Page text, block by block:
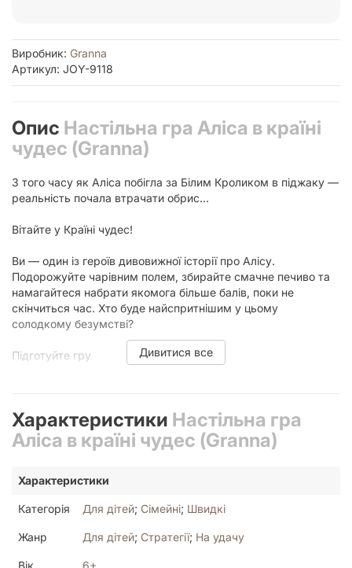
Виробник: Granna
Артикул: JOY-9118
Опис Настільна гра Аліса в країні
чудес (Granna)
З того часу як Аліса побігла за Білим Кроликом в піджаку —
реальність почала втрачати обрис...
Вітайте у Країні чудес!
Ви — один із героїв дивовижної історії про Алісу.
Подорожуйте чарівним полем, збирайте смачне печиво та
намагайтеся набрати якомога більше балів, поки не
скінчиться час. Хто буде найспритнішим у цьому
солодкому безумстві?
Підготуйте гру
порожниною. Перегорніть одне велике печиво, решту
викладіть поруч із полем разом з малим печивом та
виберіть персонажів — малі фігурки розміщуються на
11 карт, перемішує їх, і бере 3 в руку.
У чарівному світі діють власні правила — гравці тримають
крайні з них. З дітьми молодшого віку можна грати,
тримаючи карти відкритими перед собою, або маючи не
Дивитися все
Характеристики Настільна гра
Аліса в країні чудес (Granna)
Характеристики
Категорія Для дітей; Сімейні; Швидкі
Жанр Для дітей; Стратегії; На удачу
Вік 6+